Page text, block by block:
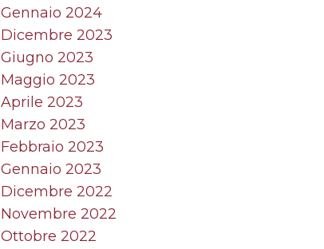
Gennaio 2024
Dicembre 2023
Giugno 2023
Maggio 2023
Aprile 2023
Marzo 2023
Febbraio 2023
Gennaio 2023
Dicembre 2022
Novembre 2022
Ottobre 2022